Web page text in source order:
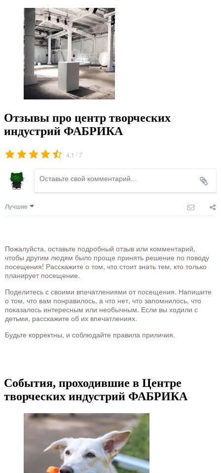
Отзывы про центр творческих
индустрий ФАБРИКА
4.1 /7
Лучшие
Пожалуйста, оставьте подробный отзыв или комментарий,
чтобы другим людям было проще принять решение по поводу
посещения! Расскажите о том, что стоит знать тем, кто только
планирует посещение.
Поделитесь с своими впечатлениями от посещения. Напишите
о том, что вам понравилось, а что нет, что запомнилось, что
показалось интересным или необычным. Если вы ходили с
детьми, расскажите об их впечатлениях.
Будьте корректны, и соблюдайте правила приличия.
События, проходившие в Центре
творческих индустрий ФАБРИКА